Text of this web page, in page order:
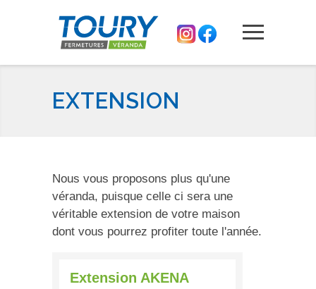
EXTENSION
Nous vous proposons plus qu'une
véranda, puisque celle ci sera une
véritable extension de votre maison
dont vous pourrez profiter toute l'année.
Extension AKENA